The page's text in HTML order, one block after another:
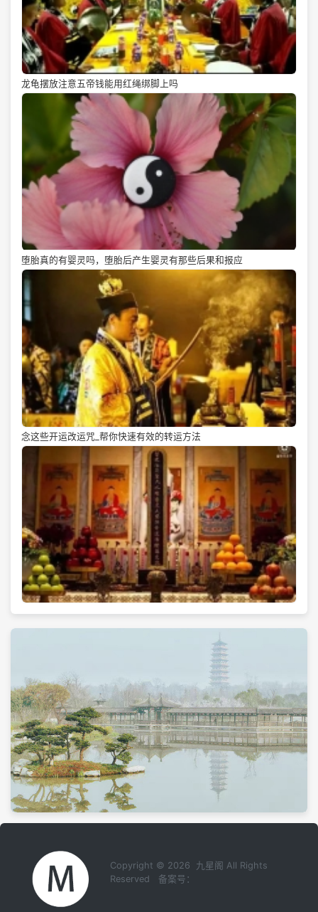
龙龟摆放注意五帝钱能用红绳绑脚上吗
堕胎真的有婴灵吗，堕胎后产生婴灵有那些后果和报应
念这些开运改运咒_帮你快速有效的转运方法
Copyright © 2026 九星阁 All Rights
Reserved 备案号：